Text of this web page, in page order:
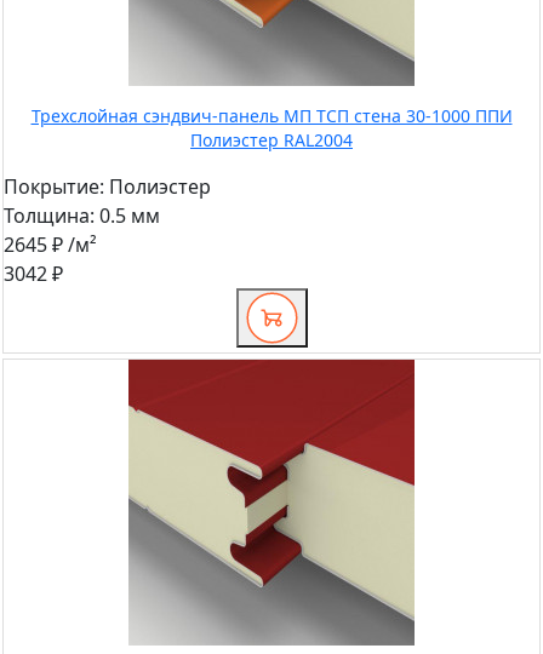
Трехслойная сэндвич-панель МП ТСП стена 30-1000 ППИ
Полиэстер RAL2004
Покрытие: Полиэстер
Толщина: 0.5 мм
2645 ₽/м²
3042 ₽